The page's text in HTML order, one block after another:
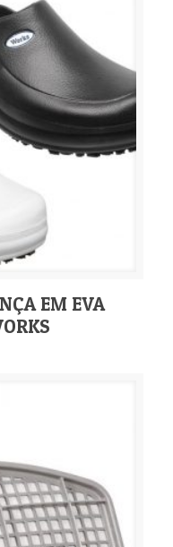
EM EVA